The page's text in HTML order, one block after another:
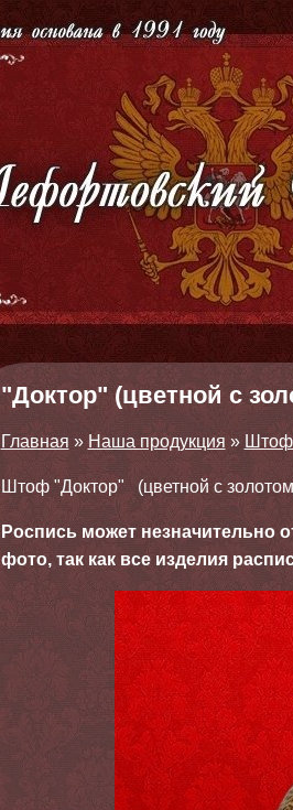
"Доктор" (цветной с
Главная » Наша продукция »
Штоф "Доктор" (цветной с
Роспись может незначительно
фото, так как все изделия